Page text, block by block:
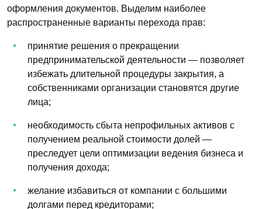
оформления документов. Выделим наиболее
распространенные варианты перехода прав:
принятие решения о прекращении
предпринимательской деятельности — позволяет
избежать длительной процедуры закрытия, а
собственниками организации становятся другие
лица;
необходимость сбыта непрофильных активов с
получением реальной стоимости долей —
преследует цели оптимизации ведения бизнеса и
получения дохода;
желание избавиться от компании с большими
долгами перед кредиторами;